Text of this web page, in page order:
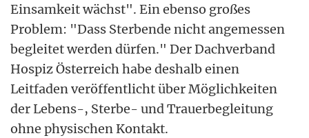
Einsamkeit wächst". Ein ebenso großes
Problem: "Dass Sterbende nicht angemessen
begleitet werden dürfen." Der Dachverband
Hospiz Österreich habe deshalb einen
Leitfaden veröffentlicht über Möglichkeiten
der Lebens-, Sterbe- und Trauerbegleitung
ohne physischen Kontakt.